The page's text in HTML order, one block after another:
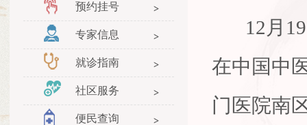
预约挂号
专家信息
就诊指南
社区服务
便民查询
12月19
在中国中
门医院南